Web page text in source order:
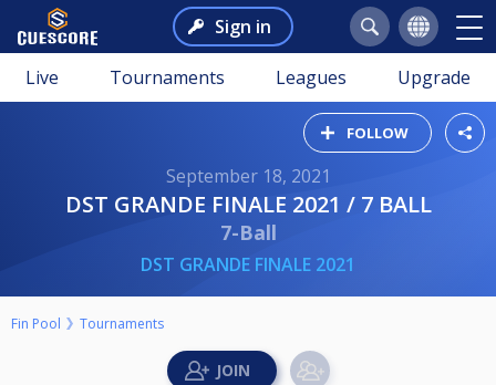
Sign in
Live Tournaments Leagues Upgrade
FOLLOW
September 18, 2021
DST GRANDE FINALE 2021 / 7 BALL
7-Ball
DST GRANDE FINALE 2021
Fin Pool Tournaments